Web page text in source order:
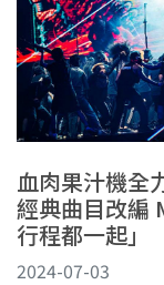
血肉果汁機全
經典曲目改編
行程都一起」
2024-07-03